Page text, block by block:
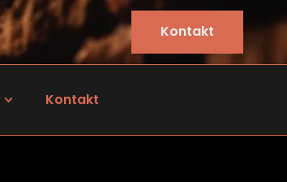
Kontakt
Kontakt